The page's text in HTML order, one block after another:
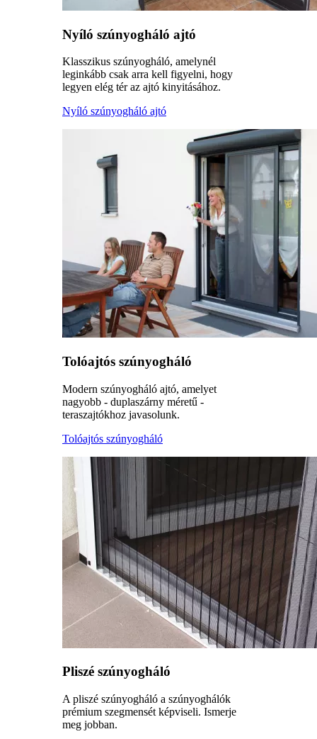
Nyíló szúnyogháló ajtó
Klasszikus szúnyogháló, amelynél
leginkább csak arra kell figyelni, hogy
legyen elég tér az ajtó kinyitásához.
Nyíló szúnyogháló ajtó
Tolóajtós szúnyogháló
Modern szúnyogháló ajtó, amelyet
nagyobb - duplaszárny méretű -
teraszajtókhoz javasolunk.
Tolóajtós szúnyogháló
Pliszé szúnyogháló
A pliszé szúnyogháló a szúnyoghálók
prémium szegmensét képviseli. Ismerje
meg jobban.